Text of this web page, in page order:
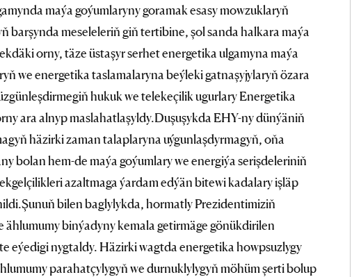
maýa goýumlaryny goramak esasy mowzuklaryň
barşynda meseleleriň giň tertibine, şol sanda halkara maýa
orny, täze üstaşyr serhet energetika ulgamyna maýa
we energetika taslamalaryna beýleki gatnaşyjylaryň özara
hukuk we telekeçilik ugurlary Energetika
ara alnyp maslahatlaşyldy.Duşuşykda EHY-ny dünýäniň
häzirki zaman talaplaryna uýgunlaşdyrmagyň, oňa
bolan hem-de maýa goýumlary we energiýa serişdeleriniň
azaltmaga ýardam edýän bitewi kadalary işläp
bilen baglylykda, hormatly Prezidentimiziň
ählumumy binýadyny kemala getirmäge gönükdirilen
eýedigi nygtaldy. Häzirki wagtda energetika howpsuzlygy
parahatçylygyň we durnuklylygyň möhüm şerti bolup